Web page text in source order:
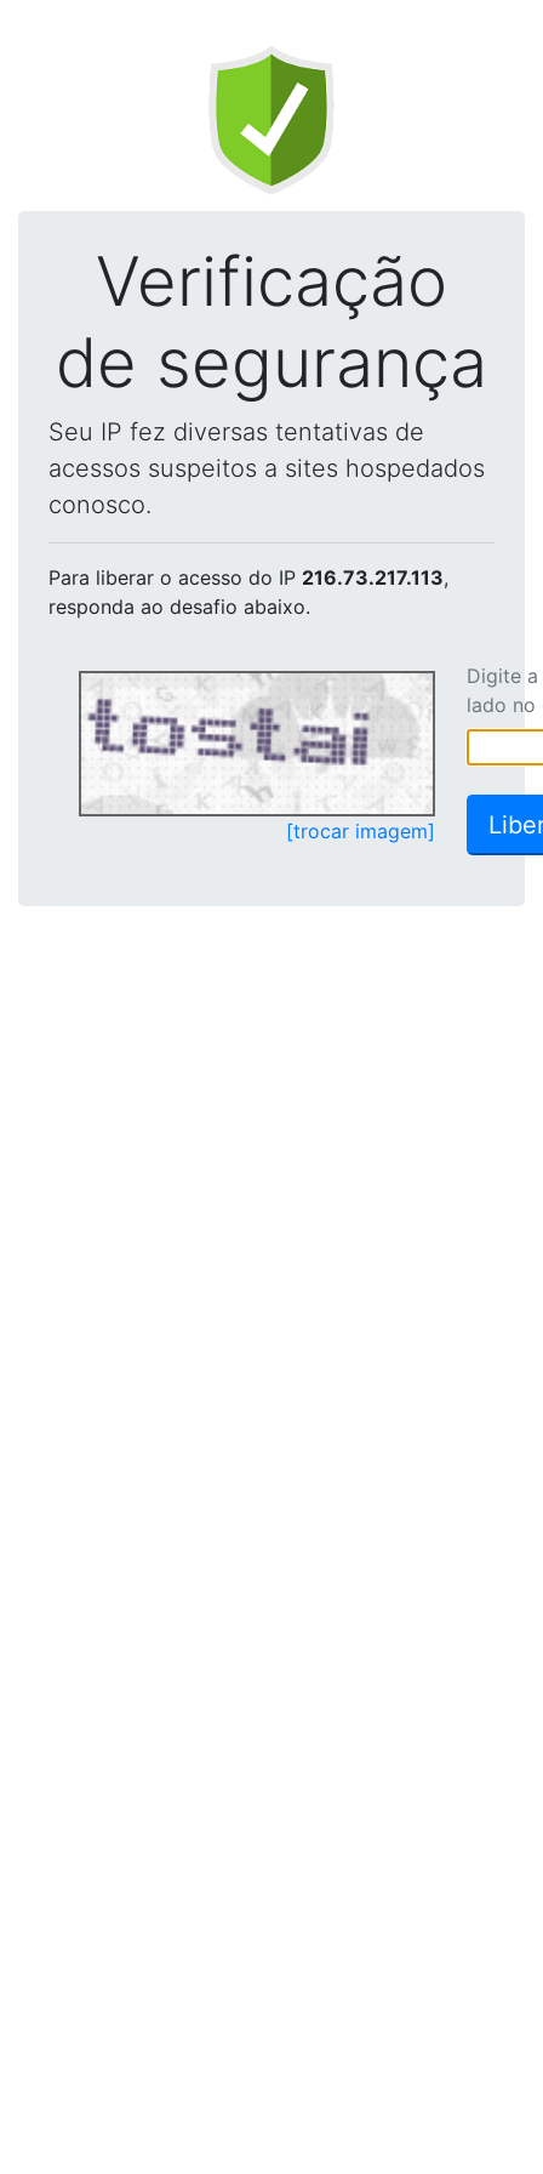
Verificação
de segurança
Seu IP fez diversas tentativas de
acessos suspeitos a sites hospedados
conosco.
Para liberar o acesso do IP 216.73.217.113,
responda ao desafio abaixo.
[trocar imagem]
Digite
lado no